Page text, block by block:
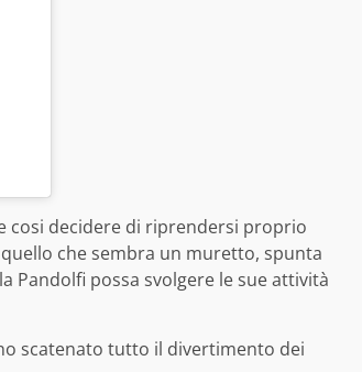
cosi decidere di riprendersi proprio
che sembra un muretto, spunta
Pandolfi possa svolgere le sue attività
scatenato tutto il divertimento dei